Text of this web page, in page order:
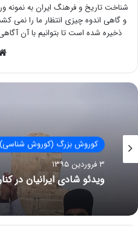
شناخت تاریخ و فرهنگ ایران به نمونه
و گاهی اندوه چیزی انتظار ما را نمی
ذخیره شده است تا بتوانیم با آن
کوروش بزرگ (کوروش شناسی)
۳ فروردین ۱۳۹۵
ویدئو شادی ایرانیان در